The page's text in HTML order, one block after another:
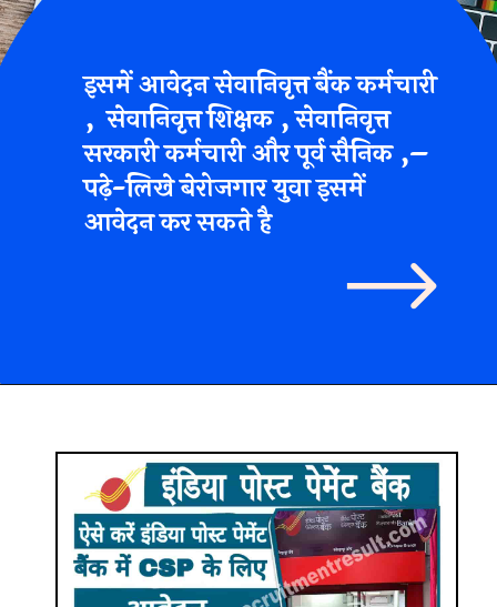
इसमें आवेदनसेवानिवृत्त बैंक कर्मचारी
, सेवानिवृत्त शिक्षक , सेवानिवृत्त
सरकारी कर्मचारी और पूर्व सैनिक ,–
पढ़े-लिखे बेरोजगार युवा इसमें
आवेदन कर सकते है